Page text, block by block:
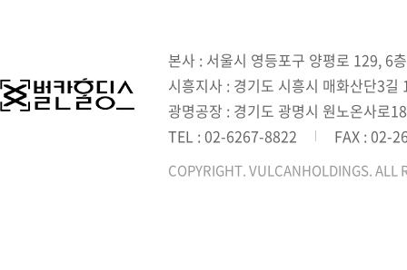
본사 : 서울시 영등포구 양평로 129, 6층
시흥지사 : 경기도 시흥시 매화산단3
광명공장 : 경기도 광명시 원노온사로18
TEL : 02-6267-8822
FAX : 02-
COPYRIGHT. VULCANHOLDINGS. ALL